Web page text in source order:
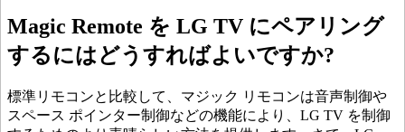
Magic Remote を LG TV にペアリング
するにはどうすればよいですか?
標準リモコンと比較して、マジック リモコンは音声制御や
スペース ポインター制御などの機能により、LG TV を制御